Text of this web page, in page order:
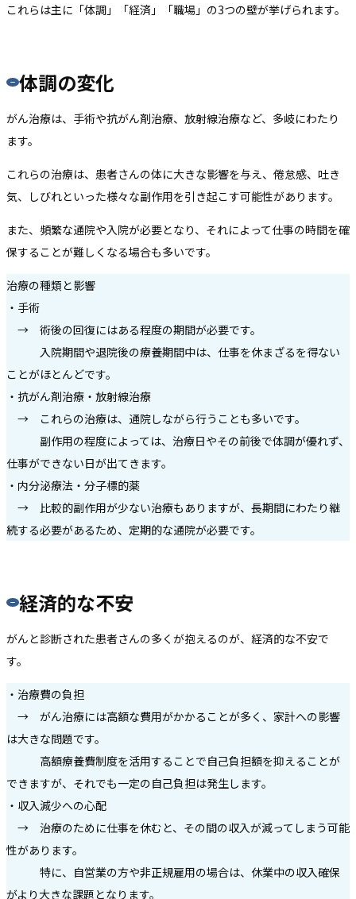
これらは主に「体調」「経済」「職場」の3つの壁が挙げられます。
体調の変化
がん治療は、手術や抗がん剤治療、放射線治療など、多岐にわたり
ます。
これらの治療は、患者さんの体に大きな影響を与え、倦怠感、吐き
気、しびれといった様々な副作用を引き起こす可能性があります。
また、頻繁な通院や入院が必要となり、それによって仕事の時間を確
保することが難しくなる場合も多いです。
治療の種類と影響
・手術
→ 術後の回復にはある程度の期間が必要です。
入院期間や退院後の療養期間中は、仕事を休まざるを得ない
ことがほとんどです。
・抗がん剤治療・放射線治療
→ これらの治療は、通院しながら行うことも多いです。
副作用の程度によっては、治療日やその前後で体調が優れず、
仕事ができない日が出てきます。
・内分泌療法・分子標的薬
→ 比較的副作用が少ない治療もありますが、長期間にわたり継
続する必要があるため、定期的な通院が必要です。
経済的な不安
がんと診断された患者さんの多くが抱えるのが、経済的な不安で
す。
・治療費の負担
→ がん治療には高額な費用がかかることが多く、家計への影響
は大きな問題です。
高額療養費制度を活用することで自己負担額を抑えることが
できますが、それでも一定の自己負担は発生します。
・収入減少への心配
→ 治療のために仕事を休むと、その間の収入が減ってしまう可能
性があります。
特に、自営業の方や非正規雇用の場合は、休業中の収入確保
がより大きな課題となります。